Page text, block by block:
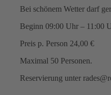
Bei schönem Wetter darf
Beginn 09:00 Uhr – 11:00
Preis p. Person 24,00 €
Maximal 50 Personen.
Reservierung unter